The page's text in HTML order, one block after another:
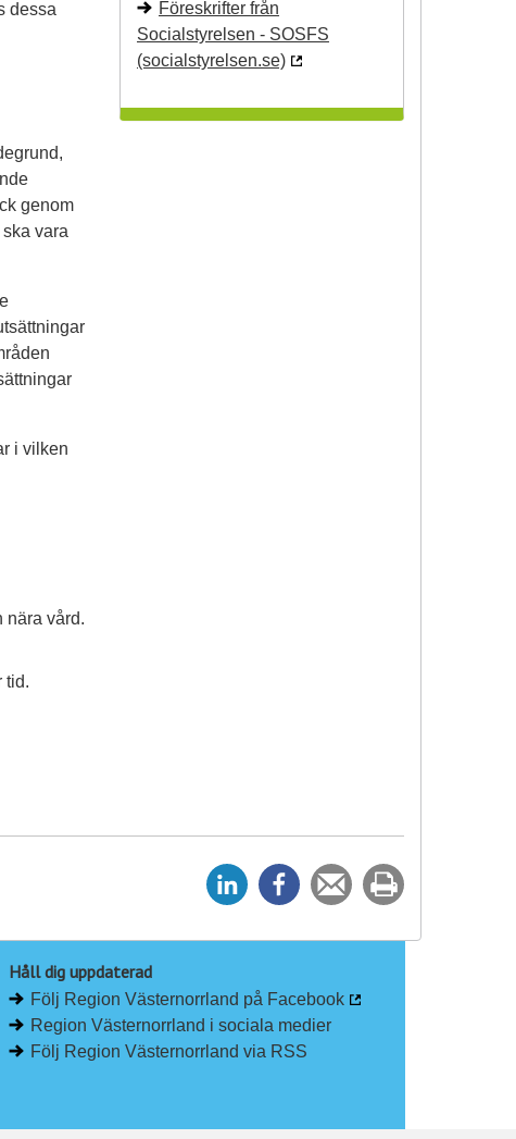
dessa
genom
vara
i vilken
nära vård.
tid.
Föreskrifter från
Socialstyrelsen - SOSFS
(socialstyrelsen.se)
e
p
å
L
k
e
p
å
F
e
Tipsa
en
ut
Håll dig uppdaterad
Följ Region Västernorrland på Facebook
Region Västernorrland i sociala medier
Följ Region Västernorrland via RSS